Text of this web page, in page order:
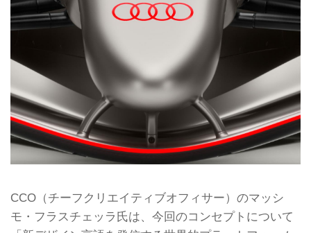
CCO（チーフクリエイティブオフィサー）のマッシ
モ・フラスチェッラ氏は、今回のコンセプトについて